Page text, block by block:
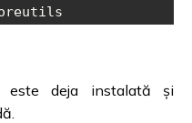
este deja instalată și